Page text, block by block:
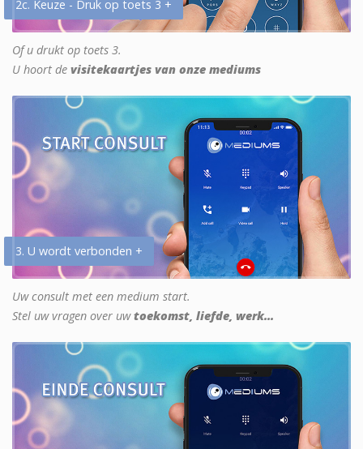
2c. Keuze - Druk op toets 3 +
Of u drukt op toets 3.
U hoort de visitekaartjes van onze mediums
3. U wordt verbonden +
Uw consult met een medium start.
Stel uw vragen over uwtoekomst, liefde, werk...